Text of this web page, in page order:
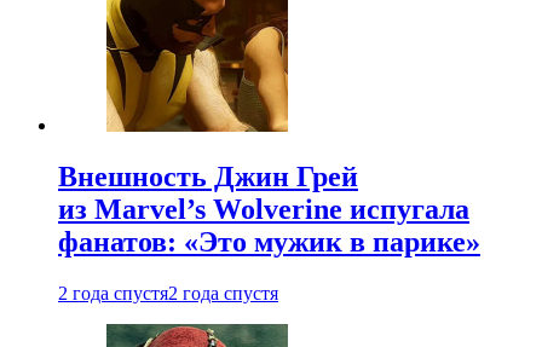
Внешность Джин Грей
из Marvel’s Wolverine испугала
фанатов: «Это мужик в парике»
2 года спустя2 года спустя